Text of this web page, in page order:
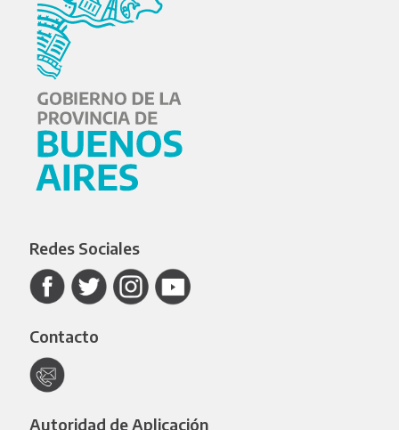
Redes Sociales
Contacto
Autoridad de Aplicación